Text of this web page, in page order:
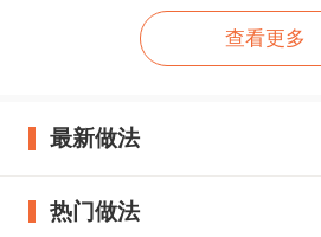
查看更多
最新做法
热门做法